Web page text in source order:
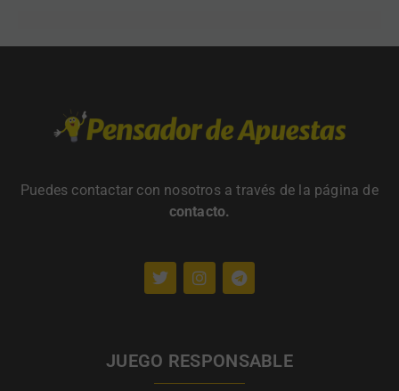
Puedes contactar con nosotros a través de la página de
contacto.
JUEGO RESPONSABLE